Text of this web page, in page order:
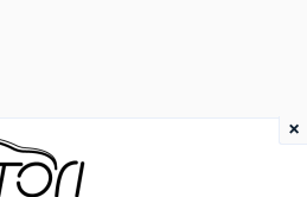
×